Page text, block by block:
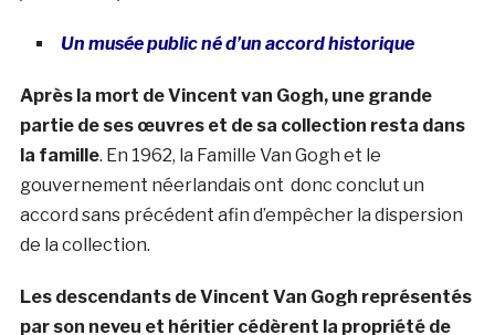
Un musée public né d’un accord historique
Après la mort de Vincent van Gogh, une grande
partie de ses œuvres et de sa collection resta dans
la famille. En 1962, la Famille Van Gogh et le
gouvernement néerlandais ont donc conclut un
accord sans précédent afin d’empêcher la dispersion
de la collection.
Les descendants de Vincent Van Gogh représentés
par son neveu et héritier cédèrent la propriété de